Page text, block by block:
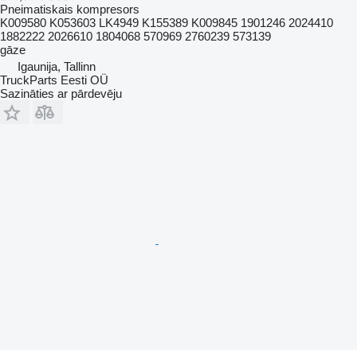
Pneimatiskais kompresors
K009580 K053603 LK4949 K155389 K009845 1901246 2024410
1882222 2026610 1804068 570969 2760239 573139
gāze
Igaunija, Tallinn
TruckParts Eesti OÜ
Sazināties ar pārdevēju